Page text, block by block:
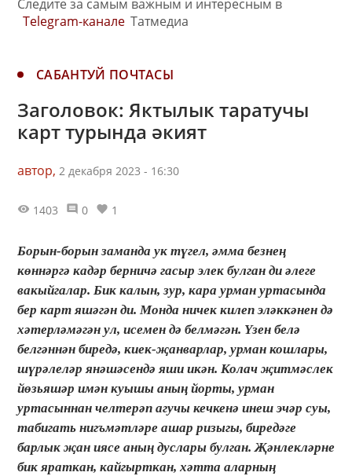
Следите за самым важным и интересным в
Telegram-канале Татмедиа
САБАНТУЙ ПОЧТАСЫ
Заголовок: Яктылык таратучы
карт турында әкият
автор, 2 декабря 2023 - 16:30
1403 0 1
Борын-борын заманда ук түгел, әмма безнең
көннәргә кадәр берничә гасыр элек булган ди әлеге
вакыйгалар. Бик калын, зур, кара урман уртасында
бер карт яшәгән ди. Монда ничек килеп эләккәнен дә
хәтерләмәгән ул, исемен дә белмәгән. Үзен белә
белгәннән биредә, киек-җанварлар, урман кошлары,
шүрәлеләр янәшәсендә яши икән. Колач җитмәслек
йөзьяшәр имән куышы аның йорты, урман
уртасыннан челтерәп агучы кечкенә инеш эчәр суы,
табигать нигъмәтләре ашар ризыгы, биредәге
барлык җан иясе аның дуслары булган. Җәнлекләрне
бик яраткан, кайгырткан, хәтта аларның